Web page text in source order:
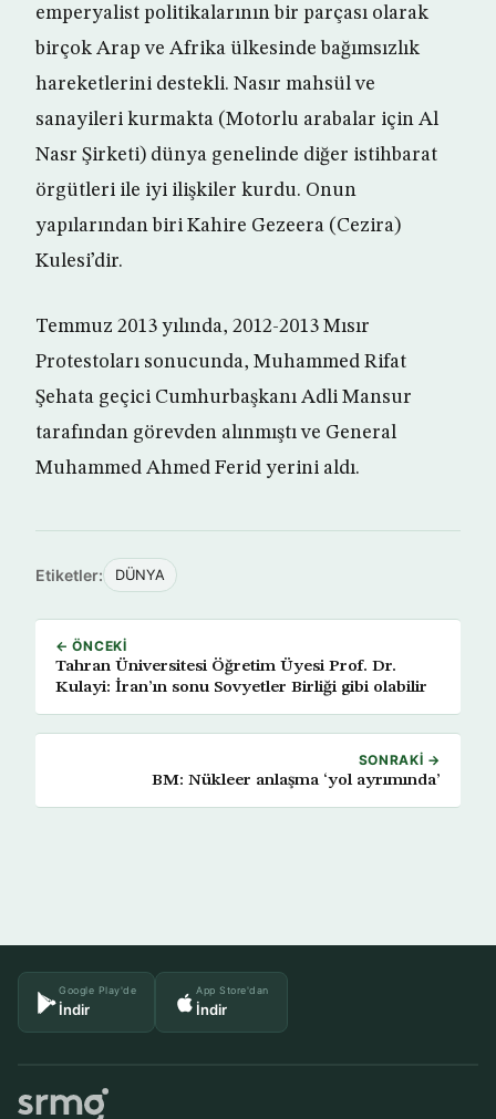
emperyalist politikalarının bir parçası olarak
birçok Arap ve Afrika ülkesinde bağımsızlık
hareketlerini destekli. Nasır mahsül ve
sanayileri kurmakta (Motorlu arabalar için Al
Nasr Şirketi) dünya genelinde diğer istihbarat
örgütleri ile iyi ilişkiler kurdu. Onun
yapılarından biri Kahire Gezeera (Cezira)
Kulesi’dir.
Temmuz 2013 yılında, 2012-2013 Mısır
Protestoları sonucunda, Muhammed Rifat
Şehata geçici Cumhurbaşkanı Adli Mansur
tarafından görevden alınmıştı ve General
Muhammed Ahmed Ferid yerini aldı.
Etiketler: DÜNYA
← ÖNCEKI
Tahran Üniversitesi Öğretim Üyesi Prof. Dr.
Kulayi: İran’ın sonu Sovyetler Birliği gibi olabilir
SONRAKI →
BM: Nükleer anlaşma ‘yol ayrımında’
Google Play'de
İndir
App Store'dan
İndir